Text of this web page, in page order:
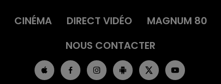
CINÉMA
DIRECT VIDÉO
MAGNUM 80
NOUS CONTACTER